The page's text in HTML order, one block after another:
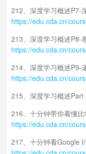
212、深度学习概述P7-
https://edu.cda.cn/
213、深度学习概述P8-
https://edu.cda.cn/
214、深度学习概述P9-
https://edu.cda.cn/
215、深度学习概述Part
216、十分钟带你看懂
https://edu.cda.cn/
217、十分钟看Google